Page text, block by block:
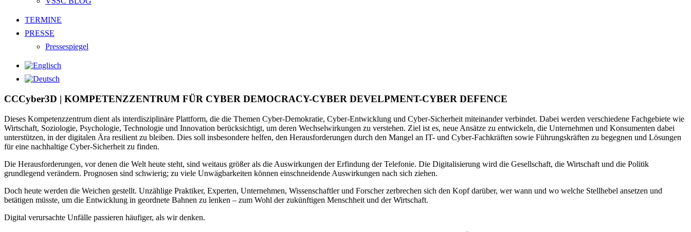
TERMINE
PRESSE
Pressespiegel
CCCyber3D | KOMPETENZZENTRUM FÜR CYBER DEMOCRACY-CYBER DEVELPMENT-CYBER DEFENCE
Dieses Kompetenzzentrum dient als interdisziplinäre Plattform, die die Themen Cyber-Demokratie, Cyber-Entwicklung und Cyber-Sicherheit miteinander verbindet. Dabei werden verschiedene Fachgebiete wie
Wirtschaft, Soziologie, Psychologie, Technologie und Innovation berücksichtigt, um deren Wechselwirkungen zu verstehen. Ziel ist es, neue Ansätze zu entwickeln, die Unternehmen und Konsumenten dabei
unterstützen, in der digitalen Ära resilient zu bleiben. Dies soll insbesondere helfen, den Herausforderungen durch den Mangel an IT- und Cyber-Fachkräften sowie Führungskräften zu begegnen und Lösungen
für eine nachhaltige Cyber-Sicherheit zu finden.
Die Herausforderungen, vor denen die Welt heute steht, sind weitaus größer als die Auswirkungen der Erfindung der Telefonie. Die Digitalisierung wird die Gesellschaft, die Wirtschaft und die Politik
grundlegend verändern. Prognosen sind schwierig; zu viele Unwägbarkeiten können einschneidende Auswirkungen nach sich ziehen.
Doch heute werden die Weichen gestellt. Unzählige Praktiker, Experten, Unternehmen, Wissenschaftler und Forscher zerbrechen sich den Kopf darüber, wer wann und wo welche Stellhebel ansetzen und
betätigen müsste, um die Entwicklung in geordnete Bahnen zu lenken – zum Wohl der zukünftigen Menschheit und der Wirtschaft.
Digital verursachte Unfälle passieren häufiger, als wir denken.